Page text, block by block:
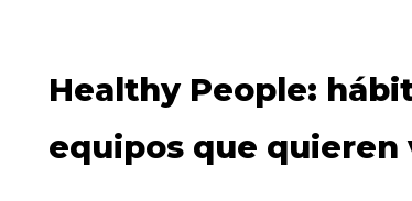
Healthy People:
equipos que